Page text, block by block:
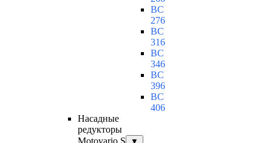
BC
276
BC
316
BC
346
BC
396
BC
406
Насадные
редукторы